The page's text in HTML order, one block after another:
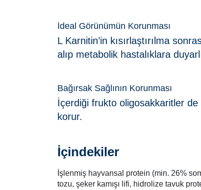
İdeal Görünümün Korunması
L Karnitin’in kısırlaştırılma
alıp metabolik hastalıklara
Bağırsak Sağlının Korunması
İçerdiği frukto oligosakkaritler de
korur.
İçindekiler
İşlenmiş hayvansal protein (min. 26%
tozu, şeker kamışı lifi, hidrolize tavuk